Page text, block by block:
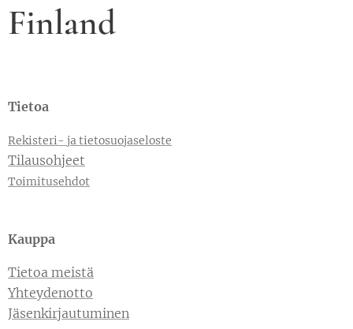
Finland
Tietoa
Rekisteri- ja tietosuojaseloste
Tilausohjeet
Toimitusehdot
Kauppa
Tietoa meistä
Yhteydenotto
Jäsenkirjautuminen